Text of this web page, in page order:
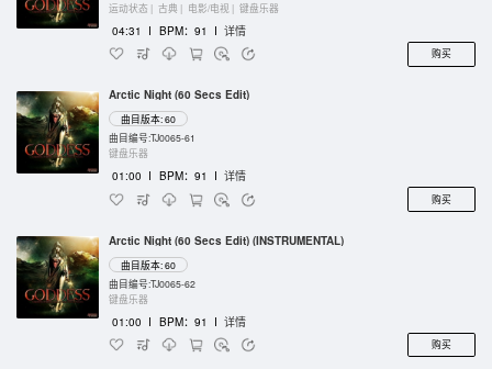
运动状态 | 古典 | 电影/电视 | 键盘乐器
04:31 I BPM：91 I 详情
购买
Arctic Night (60 Secs Edit)
曲目版本: 60
曲目编号:TJ0065-61
键盘乐器
01:00 I BPM：91 I 详情
购买
Arctic Night (60 Secs Edit) (INSTRUMENTAL)
曲目版本: 60
曲目编号:TJ0065-62
键盘乐器
01:00 I BPM：91 I 详情
购买